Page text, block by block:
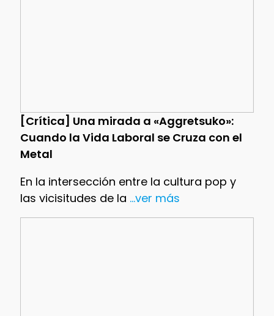
[Crítica] Una mirada a «Aggretsuko»:
Cuando la Vida Laboral se Cruza con el
Metal
En la intersección entre la cultura pop y
las vicisitudes de la ...ver más